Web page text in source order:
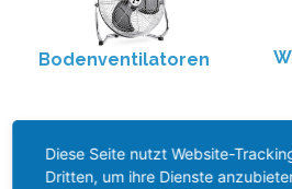
Bodenventilatoren
Diese Seite nutzt Website-
Dritten, um ihre Dienste